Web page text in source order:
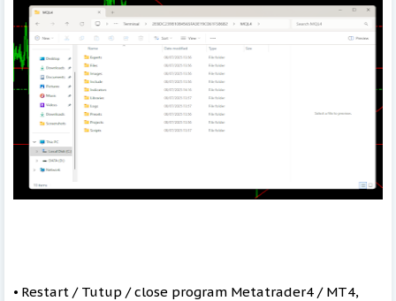
⦁ Restart / Tutup / close program Metatrader4 / MT4,